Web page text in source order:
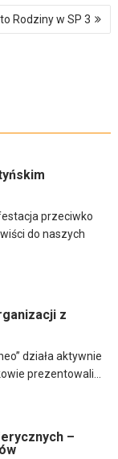
Rodziny w SP 3
przeciwko
do naszych
z
działa aktywnie
prezentowali...
–